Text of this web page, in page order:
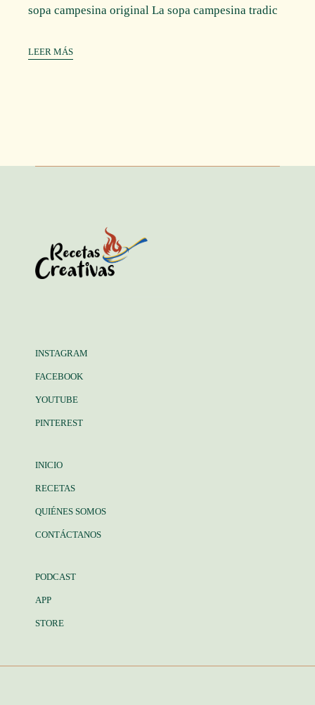
sopa campesina original La sopa campesina tradic
LEER MÁS
INSTAGRAM
FACEBOOK
YOUTUBE
PINTEREST
INICIO
RECETAS
QUIÉNES SOMOS
CONTÁCTANOS
PODCAST
APP
STORE